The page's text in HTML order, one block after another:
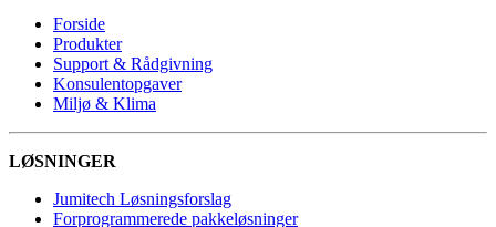
Forside
Produkter
Support & Rådgivning
Konsulentopgaver
Miljø & Klima
LØSNINGER
Jumitech Løsningsforslag
Forprogrammerede pakkeløsninger